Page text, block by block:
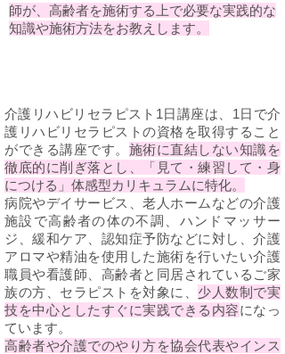
師が、高齢者を施術する上で必要な実践的な
知識や施術方法をお教えします。
介護リハビリセラピスト1日講座は、1日で介
護リハビリセラピストの資格を取得すること
ができる講座です。 施術に直結しない知識を
徹底的に削ぎ落とし、「見て・練習して・身
につける」体感型カリキュラムに特化。
病院やデイサービス、老人ホームなどの介護
施設で高齢者の体の不調、ハンドマッサー
ジ、緩和ケア、認知症予防などに対し、介護
アロマや精油を使用した施術を行いたい介護
職員や看護師、高齢者と同居されているご家
族の方、セラピストを対象に、 少人数制で実
技を中心としたすぐに実践できる内容になっ
ています。
高齢者や介護でのやり方を協会代表やインス